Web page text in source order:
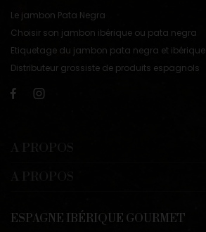
Le jambon Pata Negra
Choisir son jambon ibérique ou pata negra
Etiquetage du jambon pata negra et ibérique
Distributeur grossiste de produits espagnols
ESPAGNE IBÉRIQUE GOURMET